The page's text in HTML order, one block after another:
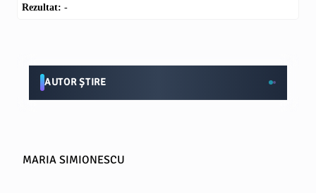
Rezultat: -
AUTOR ȘTIRE
MARIA SIMIONESCU